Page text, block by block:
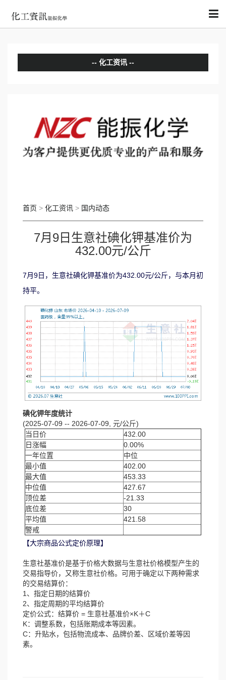
化工资讯
国际动态
首页 > 化工资讯 > 国内动态
7月9日生意社碘化钾基准价为
432.00元/公斤
7月9日，生意社碘化钾基准价为432.00元/公斤，与本月初
持平。
碘化钾年度统计
(2025-07-09 -- 2026-07-09, 元/公斤)
当日价
432.00
日涨幅
0.00%
一年位置
中位
最小值
402.00
最大值
453.33
中位值
427.67
顶位差
-21.33
底位差
30
平均值
421.58
警戒
【大宗商品公式定价原理】
生意社基准价是基于价格大数据与生意社价格模型产生的
交易指导价，又称生意社价格。可用于确定以下两种需求
的交易结算价：
1、指定日期的结算价
2、指定周期的平均结算价
定价公式：结算价 = 生意社基准价×K＋C
K：调整系数，包括账期成本等因素。
C：升贴水，包括物流成本、品牌价差、区域价差等因
素。